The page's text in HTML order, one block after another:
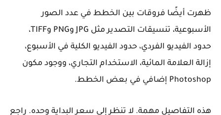
ظهرت أيضًا فروقات بين الخطط في عدد الصور
الأسبوعية، تنسيقات التصدير مثل JPG وPNG وTIFF،
حدود الفيديو الفردي، حدود الفيديو الكلية في الأسبوع،
إزالة العلامة المائية، الاستخدام التجاري، ووجود مكون
Photoshop إضافي في بعض الخطط.
هذه التفاصيل مهمة. لا تنظر إلى سعر البداية وحده. راجع